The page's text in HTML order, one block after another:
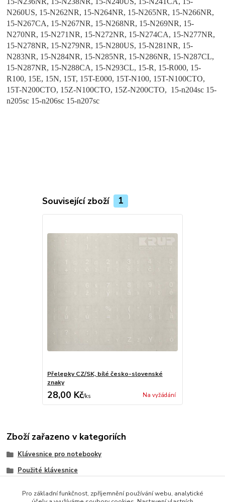
N260US, 15-N262NR, 15-N264NR, 15-N265NR, 15-N266NR,
15-N267CA, 15-N267NR, 15-N268NR, 15-N269NR, 15-
N270NR, 15-N271NR, 15-N272NR, 15-N274CA, 15-N277NR,
15-N278NR, 15-N279NR, 15-N280US, 15-N281NR, 15-
N283NR, 15-N284NR, 15-N285NR, 15-N286NR, 15-N287CL,
15-N287NR, 15-N288CA, 15-N293CL, 15-R, 15-R000, 15-
R100, 15E, 15N, 15T, 15T-E000, 15T-N100, 15T-N100CTO,
15T-N200CTO, 15Z-N100CTO, 15Z-N200CTO, 15-n204sc 15-
n205sc 15-n206sc 15-n207sc
Související zboží 1
Přelepky CZ/SK, bílé česko-slovenské
znaky
28,00 Kč/ks Na vyžádání
Zboží zařazeno v kategoriích
Klávesnice pro notebooky
Použité klávesnice
Pro základní funkčnost, zpříjemnění používání webu, analytické